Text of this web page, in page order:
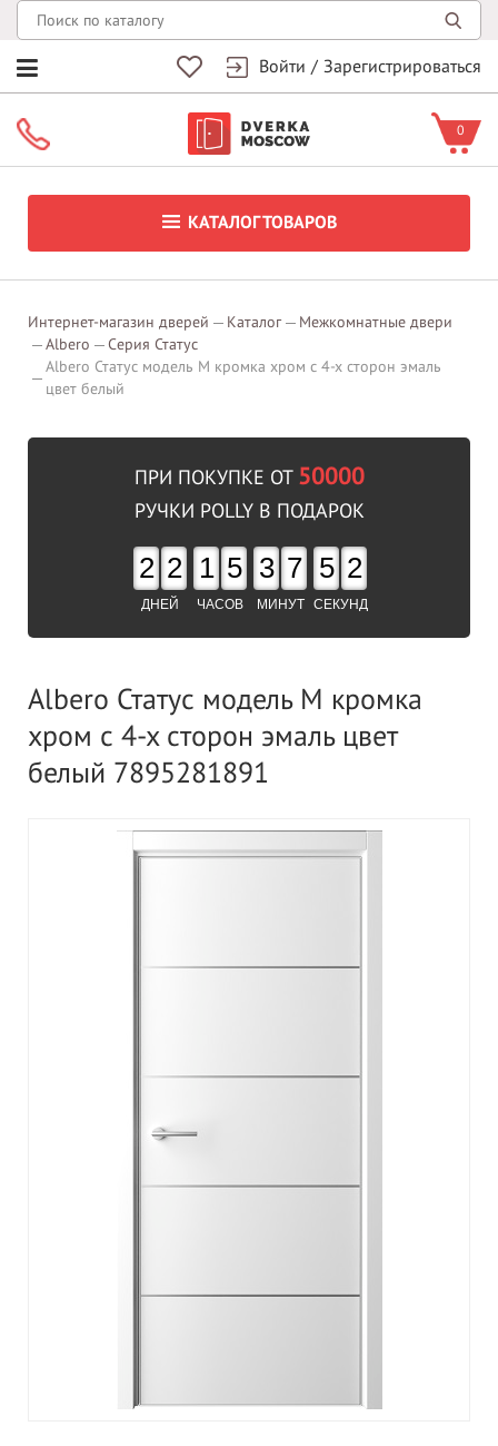
Войти / Зарегистрироваться
0
КАТАЛОГ ТОВАРОВ
Интернет-магазин дверей Каталог
Межкомнатные двери
Albero
Серия Статус
Albero Статус модель М кромка хром с 4-х сторон эмаль
цвет белый
ПРИ ПОКУПКЕ ОТ 50000
РУЧКИ POLLY В ПОДАРОК
2 2
ДНЕЙ
1 5
ЧАСОВ
3 7
МИНУТ
5 2
СЕКУНД
Albero Статус модель М кромка
хром с 4-х сторон эмаль цвет
белый 7895281891